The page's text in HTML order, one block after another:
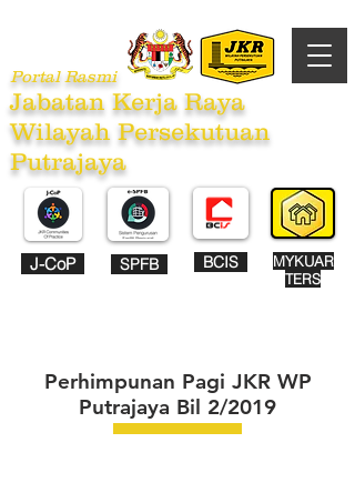
Portal Rasmi
Jabatan Kerja Raya
Wilayah Persekutuan
Putrajaya
J-CoP
MYKUAR
TERS
SPFB BCIS
Perhimpunan Pagi JKR WP
Putrajaya Bil 2/2019